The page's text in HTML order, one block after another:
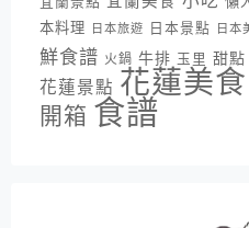
本料理
日本旅遊 日本景點 日本
鮮食譜 火鍋 牛排 玉里 甜點
花蓮景點 花蓮美食
開箱 食譜